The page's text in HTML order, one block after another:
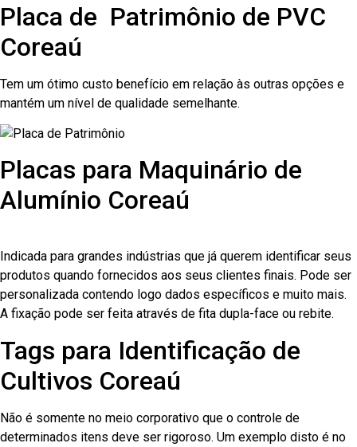
Placa de Patrimônio de PVC
Coreaú
Tem um ótimo custo benefício em relação às outras opções e
mantém um nível de qualidade semelhante.
Placas para Maquinário de
Alumínio Coreaú
Indicada para grandes indústrias que já querem identificar seus
produtos quando fornecidos aos seus clientes finais. Pode ser
personalizada contendo logo dados específicos e muito mais.
A fixação pode ser feita através de fita dupla-face ou rebite.
Tags para Identificação de
Cultivos Coreaú
Não é somente no meio corporativo que o controle de
determinados itens deve ser rigoroso. Um exemplo disto é no